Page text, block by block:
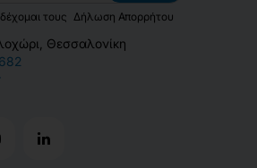
τους Δήλωση Απορρήτου
Θεσσαλονίκη